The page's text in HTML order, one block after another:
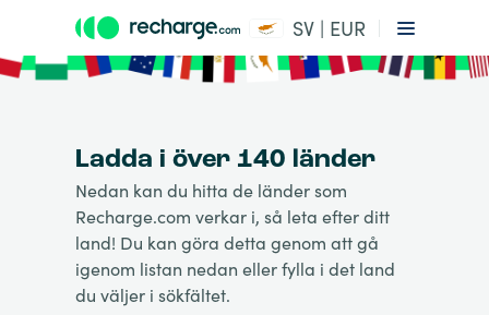
SV | EUR
Ladda i över 140 länder
Nedan kan du hitta de länder som
Recharge.com verkar i, så leta efter ditt
land! Du kan göra detta genom att gå
igenom listan nedan eller fylla i det land
du väljer i sökfältet.